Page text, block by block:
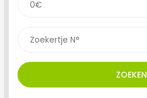
ZOEKEN